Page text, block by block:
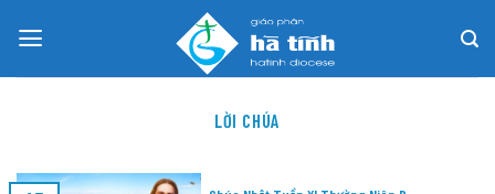
LỜI CHÚA